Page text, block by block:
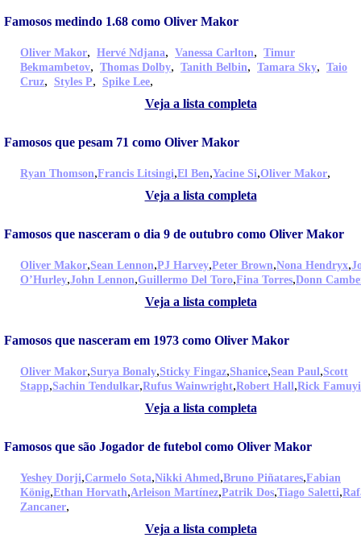
Famosos medindo 1.68 como Oliver Makor
Oliver Makor, Hervé Ndjana, Vanessa Carlton, Timur
Bekmambetov, Thomas Dolby, Tanith Belbin, Tamara Sky, Taio
Cruz, Styles P, Spike Lee,
Veja a lista completa
Famosos que pesam 71 como Oliver Makor
Ryan Thomson,Francis Litsingi,El Ben,Yacine Si,Oliver Makor,
Veja a lista completa
Famosos que nasceram o dia 9 de outubro como Oliver Makor
Oliver Makor,Sean Lennon,PJ Harvey,Peter Brown,Nona Hendryx,
O’Hurley,John Lennon,Guillermo Del Toro,Fina Torres,Donn
Veja a lista completa
Famosos que nasceram em 1973 como Oliver Makor
Oliver Makor,Surya Bonaly,Sticky Fingaz,Shanice,Sean Paul,Scott
Stapp,Sachin Tendulkar,Rufus Wainwright,Robert Hall,Rick
Veja a lista completa
Famosos que são Jogador de futebol como Oliver Makor
Yeshey Dorji,Carmelo Sota,Nikki Ahmed,Bruno Piñatares,Fabian
König,Ethan Horvath,Arleison Martínez,Patrik Dos,Tiago Saletti,
Zancaner,
Veja a lista completa